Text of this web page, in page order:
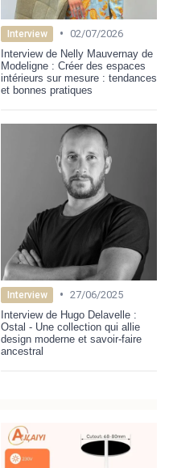
Interview • 02/07/2026
Interview de Nelly Mauvernay de
Modeligne : Créer des espaces
intérieurs sur mesure : tendances
et bonnes pratiques
Interview • 27/06/2025
Interview de Hugo Delavelle :
Ostal - Une collection qui allie
design moderne et savoir-faire
ancestral